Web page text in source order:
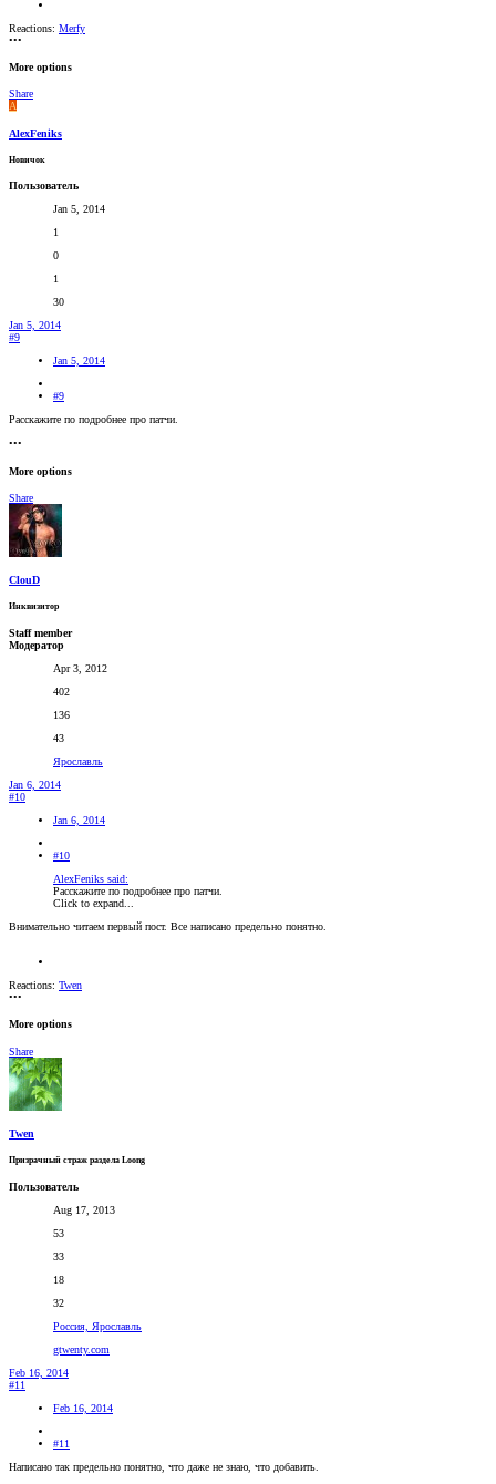
Reactions: Merfy
•••
More options
Share
A
AlexFeniks
Новичок
Пользователь
Jan 5, 2014
1
0
1
30
Jan 5, 2014
#9
Jan 5, 2014
#9
Расскажите по подробнее про патчи.
•••
More options
Share
ClouD
Инквизитор
Staff member
Модератор
Apr 3, 2012
402
136
43
Ярославль
Jan 6, 2014
#10
Jan 6, 2014
#10
AlexFeniks said:
Расскажите по подробнее про патчи.
Click to expand...
Внимательно читаем первый пост. Все написано предельно понятно.
Reactions: Twen
•••
More options
Share
Twen
Призрачный страж раздела Loong
Пользователь
Aug 17, 2013
53
33
18
32
Россия, Ярославль
gtwenty.com
Feb 16, 2014
#11
Feb 16, 2014
#11
Написано так предельно понятно, что даже не знаю, что добавить.